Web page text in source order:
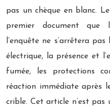
pas un chèque en blanc.
premier document que
l’enquête ne s’arrêtera
électrique, la présence et
fumée, les protections
réaction immédiate après
crible. Cet article n’est pas